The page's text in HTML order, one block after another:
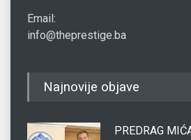
Email:
info@theprestige.ba
Najnovije objave
PREDRAG